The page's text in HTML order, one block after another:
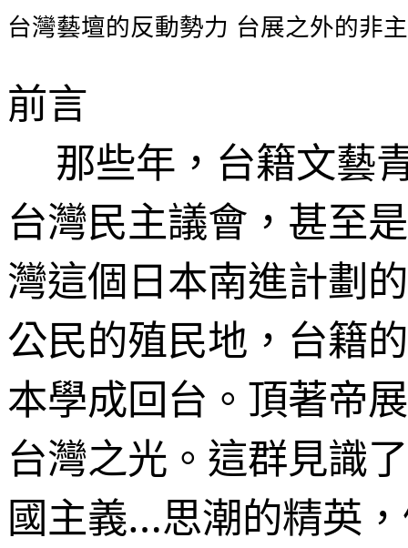
台灣藝壇的反動勢力 台展之外的非
前言
那些年，台籍文藝
台灣民主議會，甚至
灣這個日本南進計劃
公民的殖民地，台籍
本學成回台。頂著帝
台灣之光。這群見識
國主義…思潮的精英